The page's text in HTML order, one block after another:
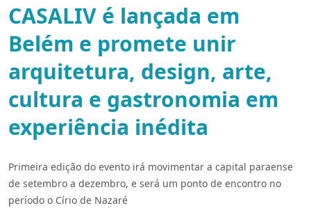
CASALIV é lançada em
Belém e promete unir
arquitetura, design, arte,
cultura e gastronomia em
experiência inédita
Primeira edição do evento irá movimentar a capital paraense
de setembro a dezembro, e será um ponto de encontro no
período o Círio de Nazaré